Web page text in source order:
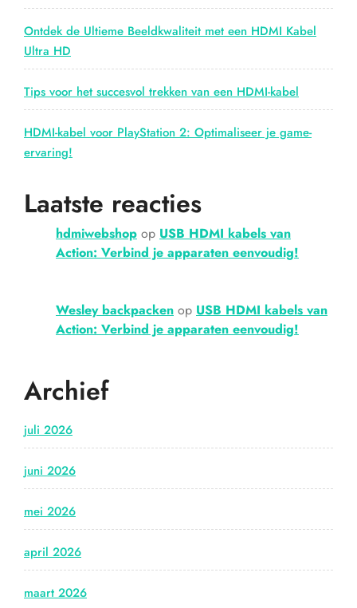
Ontdek de Ultieme Beeldkwaliteit met een HDMI Kabel
Ultra HD
Tips voor het succesvol trekken van een HDMI-kabel
HDMI-kabel voor PlayStation 2: Optimaliseer je game-
ervaring!
Laatste reacties
hdmiwebshop op USB HDMI kabels van
Action: Verbind je apparaten eenvoudig!
Wesley backpacken op USB HDMI kabels van
Action: Verbind je apparaten eenvoudig!
Archief
juli 2026
juni 2026
mei 2026
april 2026
maart 2026